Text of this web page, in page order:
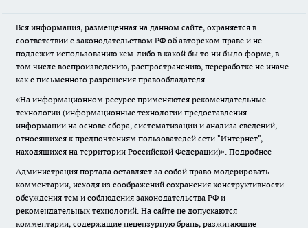
Вся информация, размещенная на данном сайте, охраняется в
соответствии с законодательством РФ об авторском праве и не
подлежит использованию кем-либо в какой бы то ни было форме, в
том числе воспроизведению, распространению, переработке не иначе
как с письменного разрешения правообладателя.
«На информационном ресурсе применяются рекомендательные
технологии (информационные технологии предоставления
информации на основе сбора, систематизации и анализа сведений,
относящихся к предпочтениям пользователей сети "Интернет",
находящихся на территории Российской Федерации)». Подробнее
Администрация портала оставляет за собой право модерировать
комментарии, исходя из соображений сохранения конструктивности
обсуждения тем и соблюдения законодательства РФ и
рекомендательных технологий. На сайте не допускаются
комментарии, содержащие нецензурную брань, разжигающие